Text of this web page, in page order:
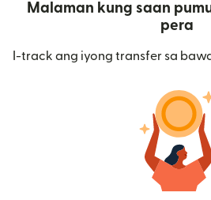
Malaman kung saan
pera
I-track ang iyong transfer sa